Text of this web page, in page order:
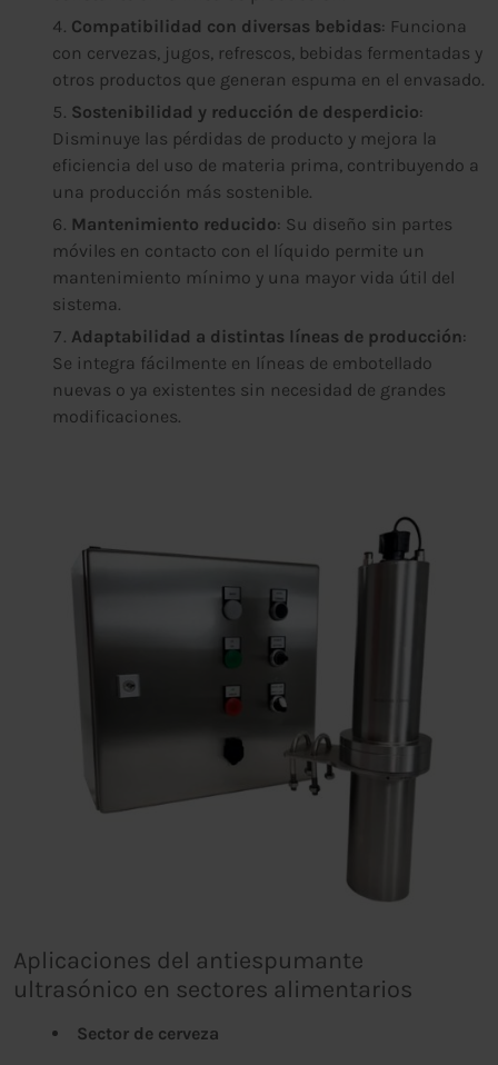
Compatibilidad con diversas bebidas: Funciona
con cervezas, jugos, refrescos, bebidas fermentadas y
otros productos que generan espuma en el envasado.
Sostenibilidad y reducción de desperdicio:
Disminuye las pérdidas de producto y mejora la
eficiencia del uso de materia prima, contribuyendo a
una producción más sostenible.
Mantenimiento reducido: Su diseño sin partes
móviles en contacto con el líquido permite un
mantenimiento mínimo y una mayor vida útil del
sistema.
Adaptabilidad a distintas líneas de producción:
Se integra fácilmente en líneas de embotellado
nuevas o ya existentes sin necesidad de grandes
modificaciones.
Aplicaciones del antiespumante
ultrasónico en sectores alimentarios
Sector de cerveza